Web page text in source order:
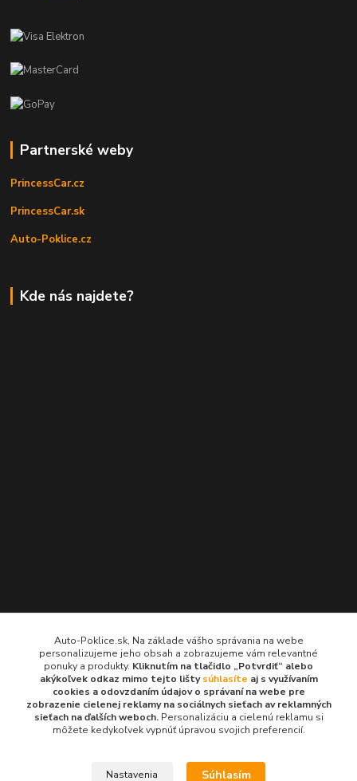
Partnerské weby
PrincessCar.cz
PrincessCar.sk
Auto-Poklice.cz
Kde nás najdete?
Kontakty
Auto-Poklice.sk
(Po-Pia, 8-16 hod.)
info@auto-poklice.sk
Auto-Poklice.sk, Na základe vášho správania na webe
personalizujeme jeho obsah a zobrazujeme vám relevantné
ponuky a produkty. Kliknutím na tlačidlo „Potvrdiť“ alebo
akýkoľvek odkaz mimo tejto lištysúhlasíte aj s využívaním
cookies a odovzdaním údajov o správaní na webe pre
zobrazenie cielenej reklamy na sociálnych sieťach av reklamných
sieťach na ďalších weboch.Personalizáciu a cielenú reklamu si
môžete kedykoľvek vypnúť úpravou svojich preferencií.
Nastavenia Súhlasím